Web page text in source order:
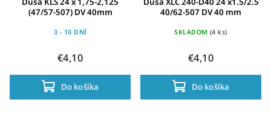
(47/57-507) DV 40mm
3 - 10 DNÍ
€4,10
Do košíka
40/62-507 DV 40 mm
SKLADOM (4 ks)
€4,10
Do košíka